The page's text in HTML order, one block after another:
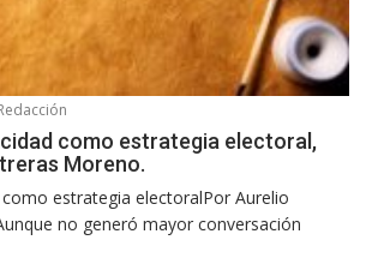
como estrategia electoral,
Moreno.
estrategia electoralPor Aurelio
no generó mayor conversación